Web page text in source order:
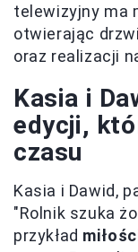
telewizyjny ma
otwierając
oraz realizacji
Kasia i
edycji,
czasu
Kasia i Dawid,
"Rolnik szuka
przykład